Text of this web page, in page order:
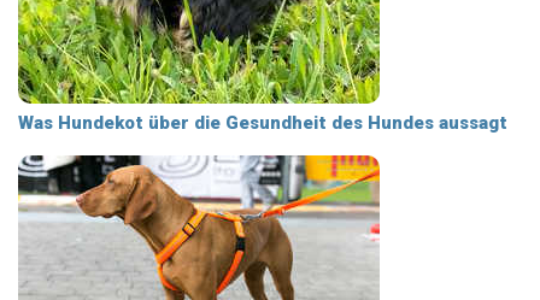
Was Hundekot über die Gesundheit des Hundes aussagt